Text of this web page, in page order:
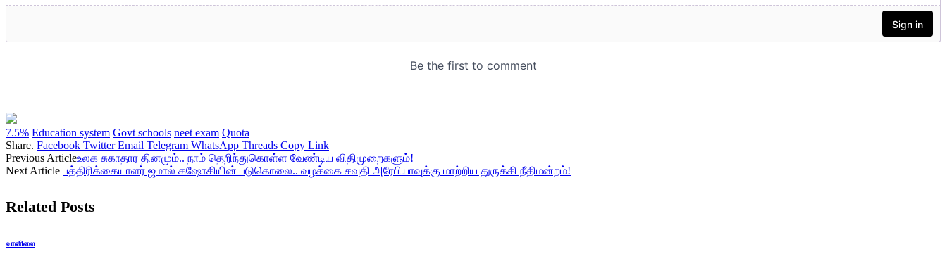
7.5% Education system Govt schools neet exam Quota
Share. Facebook Twitter Email Telegram WhatsApp Threads Copy Link
Previous Articleஉலக சுகாதார தினமும்.. நாம் தெறிந்துகொள்ள வேண்டிய விதிமுறைகளும்!
Next Article பத்திரிக்கையாளர் ஜமால் கஷோகியின் படுகொலை.. வழக்கை சவுதி அரேபியாவுக்கு மாற்றிய துருக்கி நீதிமன்றம்!
Related Posts
வானிலை